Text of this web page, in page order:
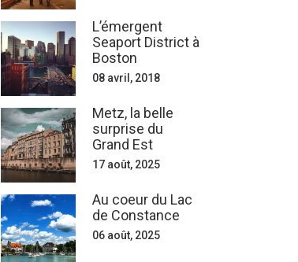
L’émergent
Seaport District à
Boston
08 avril, 2018
Metz, la belle
surprise du
Grand Est
17 août, 2025
Au coeur du Lac
de Constance
06 août, 2025